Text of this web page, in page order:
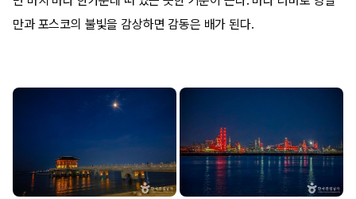
만과 포스코의 불빛을 감상하면 감동은 배가 된다.